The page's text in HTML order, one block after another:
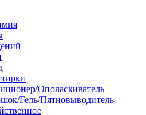
Ополаскиватель
Гель/Пятновыводитель